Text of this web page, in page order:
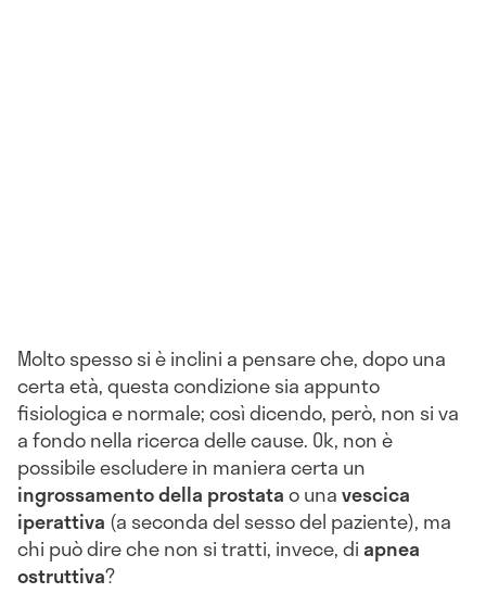
Molto spesso si è inclini a pensare che, dopo una
certa età, questa condizione sia appunto
fisiologica e normale; così dicendo, però, non si va
a fondo nella ricerca delle cause. Ok, non è
possibile escludere in maniera certa un
ingrossamento della prostatao unavescica
iperattiva (a seconda del sesso del paziente), ma
chi può dire che non si tratti, invece, diapnea
ostruttiva?